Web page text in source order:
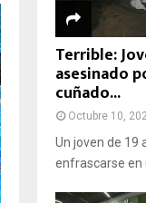
Terrible:
asesinado
cuñado...
Octubre 10,
Un joven de 19
enfrascarse en